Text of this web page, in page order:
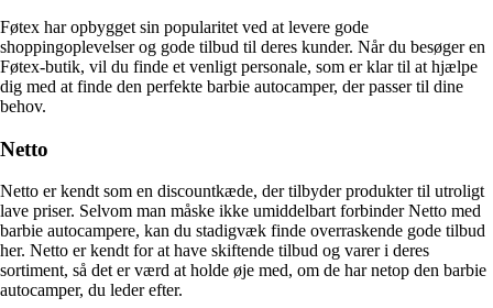
Føtex har opbygget sin popularitet ved at levere gode
shoppingoplevelser og gode tilbud til deres kunder. Når du besøger en
Føtex-butik, vil du finde et venligt personale, som er klar til at hjælpe
dig med at finde den perfekte barbie autocamper, der passer til dine
behov.
Netto
Netto er kendt som en discountkæde, der tilbyder produkter til utroligt
lave priser. Selvom man måske ikke umiddelbart forbinder Netto med
barbie autocampere, kan du stadigvæk finde overraskende gode tilbud
her. Netto er kendt for at have skiftende tilbud og varer i deres
sortiment, så det er værd at holde øje med, om de har netop den barbie
autocamper, du leder efter.